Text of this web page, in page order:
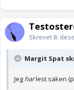
Skrevet 8.
Margit Spat
Jeg harlest saken